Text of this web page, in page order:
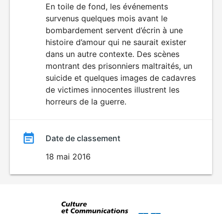
En toile de fond, les événements
survenus quelques mois avant le
bombardement servent d’écrin à une
histoire d’amour qui ne saurait exister
dans un autre contexte. Des scènes
montrant des prisonniers maltraités, un
suicide et quelques images de cadavres
de victimes innocentes illustrent les
horreurs de la guerre.
Date de classement
18 mai 2016